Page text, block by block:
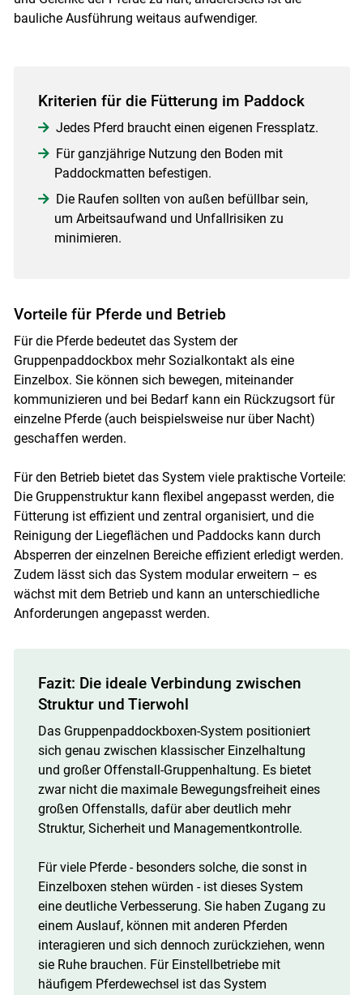
bauliche Ausführung weitaus aufwendiger.
Kriterien für die Fütterung im Paddock
Jedes Pferd braucht einen eigenen Fressplatz.
Für ganzjährige Nutzung den Boden mit
Paddockmatten befestigen.
Die Raufen sollten von außen befüllbar sein,
um Arbeitsaufwand und Unfallrisiken zu
minimieren.
Vorteile für Pferde und Betrieb
Für die Pferde bedeutet das System der
Gruppenpaddockbox mehr Sozialkontakt als eine
Einzelbox. Sie können sich bewegen, miteinander
kommunizieren und bei Bedarf kann ein Rückzugsort für
einzelne Pferde (auch beispielsweise nur über Nacht)
geschaffen werden.
Für den Betrieb bietet das System viele praktische Vorteile:
Die Gruppenstruktur kann flexibel angepasst werden, die
Fütterung ist effizient und zentral organisiert, und die
Reinigung der Liegeflächen und Paddocks kann durch
Absperren der einzelnen Bereiche effizient erledigt werden.
Zudem lässt sich das System modular erweitern – es
wächst mit dem Betrieb und kann an unterschiedliche
Anforderungen angepasst werden.
Fazit: Die ideale Verbindung zwischen
Struktur und Tierwohl
Das Gruppenpaddockboxen-System positioniert
sich genau zwischen klassischer Einzelhaltung
und großer Offenstall-Gruppenhaltung. Es bietet
zwar nicht die maximale Bewegungsfreiheit eines
großen Offenstalls, dafür aber deutlich mehr
Struktur, Sicherheit und Managementkontrolle.
Für viele Pferde - besonders solche, die sonst in
Einzelboxen stehen würden - ist dieses System
eine deutliche Verbesserung. Sie haben Zugang zu
einem Auslauf, können mit anderen Pferden
interagieren und sich dennoch zurückziehen, wenn
sie Ruhe brauchen. Für Einstellbetriebe mit
häufigem Pferdewechsel ist das System